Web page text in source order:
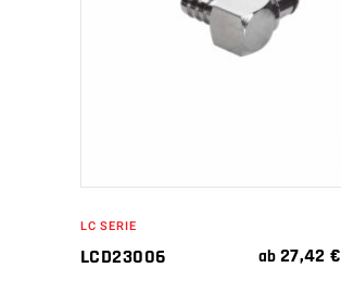
WEITERLESEN
LC SERIE
LCD23006 ab 27,42€